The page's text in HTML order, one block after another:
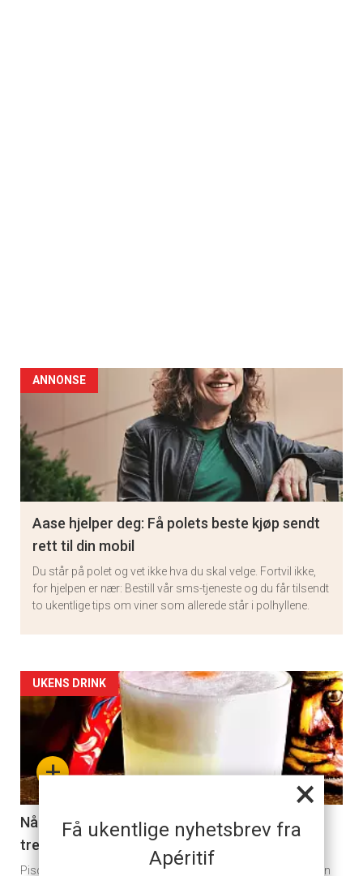
×
Få ukentlige nyhetsbrev fra
Apéritif
ANNONSE
Aase hjelper deg: Få polets beste kjøp sendt
rett til din mobil
Du står på polet og vet ikke hva du skal velge. Fortvil ikke,
for hjelpen er nær: Bestill vår sms-tjeneste og du får tilsendt
to ukentlige tips om viner som allerede står i polhyllene.
Artikler
detail
section
11
+
UKENS DRINK
Når du er lei gin tonic, er en pisco sour det du
trenger
Pisco sour er som navnet antyder en svært frisk drink, og den